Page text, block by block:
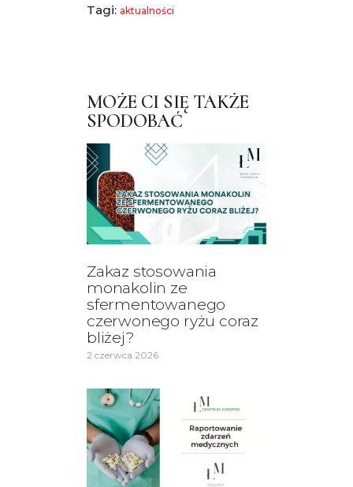
Tagi: aktualności
MOŻE CI SIĘ TAKŻE
SPODOBAĆ
Zakaz stosowania
monakolin ze
sfermentowanego
czerwonego ryżu coraz
bliżej?
2 czerwca 2026